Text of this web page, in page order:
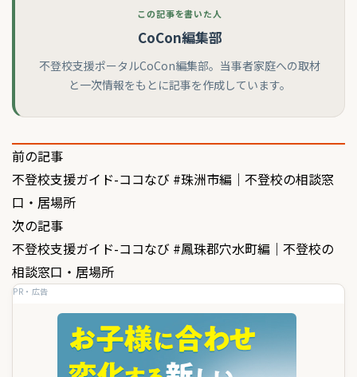
この記事を書いた人
CoCon編集部
不登校支援ポータルCoCon編集部。当事者家庭への取材
と一次情報をもとに記事を作成しています。
投
稿
ナ
ビ
ゲ
前の記事
不登校支援ガイド-ココなび #珠洲市編｜不登校の相談窓
口・居場所
次の記事
不登校支援ガイド-ココなび #鳳珠郡穴水町編｜不登校の
相談窓口・居場所
PR・広告